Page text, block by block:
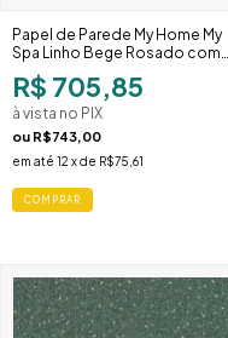
Spa Linho Bege Rosado com
Respingos 387023
R$ 705,85
à vista no PIX
ouR$743,00
em até12 x deR$75,61